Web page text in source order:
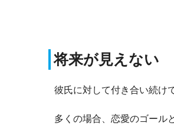
将来が見えない
彼氏に対して付き合い続け
多くの場合、恋愛のゴール